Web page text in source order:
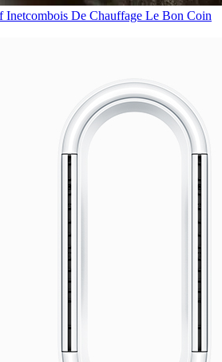
Inetcombois De Chauffage Le Bon Coin